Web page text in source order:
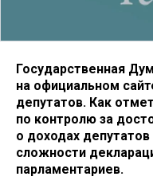
Государственная
на официальном
депутатов. Как
по контролю за
о доходах
сложности
парламентариев.